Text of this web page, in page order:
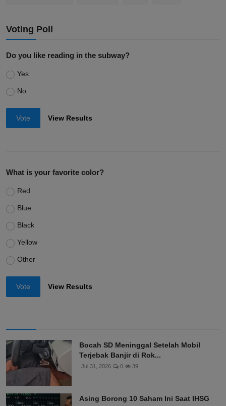
Voting Poll
Do you like reading in the subway?
Yes
No
Vote View Results
What is your favorite color?
Red
Blue
Black
Yellow
Other
Vote View Results
Bocah SD Meninggal Setelah Mobil
Terjebak Banjir di Rok...
Jul 31, 2026 0 39
Asing Borong 10 Saham Ini Saat IHSG